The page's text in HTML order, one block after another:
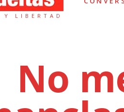
poemario bello
tiempos de comedia con Teatro de
Y LIBERTAD
No